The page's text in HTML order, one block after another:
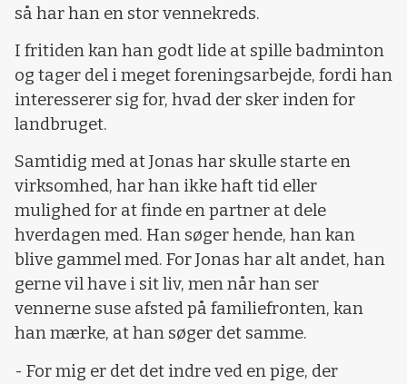
så har han en stor vennekreds.
I fritiden kan han godt lide at spille badminton
og tager del i meget foreningsarbejde, fordi han
interesserer sig for, hvad der sker inden for
landbruget.
Samtidig med at Jonas har skulle starte en
virksomhed, har han ikke haft tid eller
mulighed for at finde en partner at dele
hverdagen med. Han søger hende, han kan
blive gammel med. For Jonas har alt andet, han
gerne vil have i sit liv, men når han ser
vennerne suse afsted på familiefronten, kan
han mærke, at han søger det samme.
- For mig er det det indre ved en pige, der